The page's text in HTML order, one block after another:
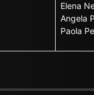
Elena
Angela
Paola